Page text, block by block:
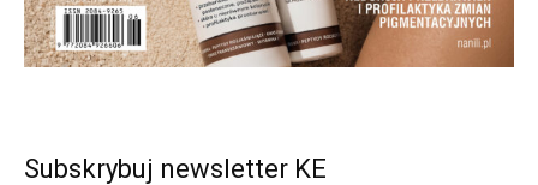
Subskrybuj newsletter KE